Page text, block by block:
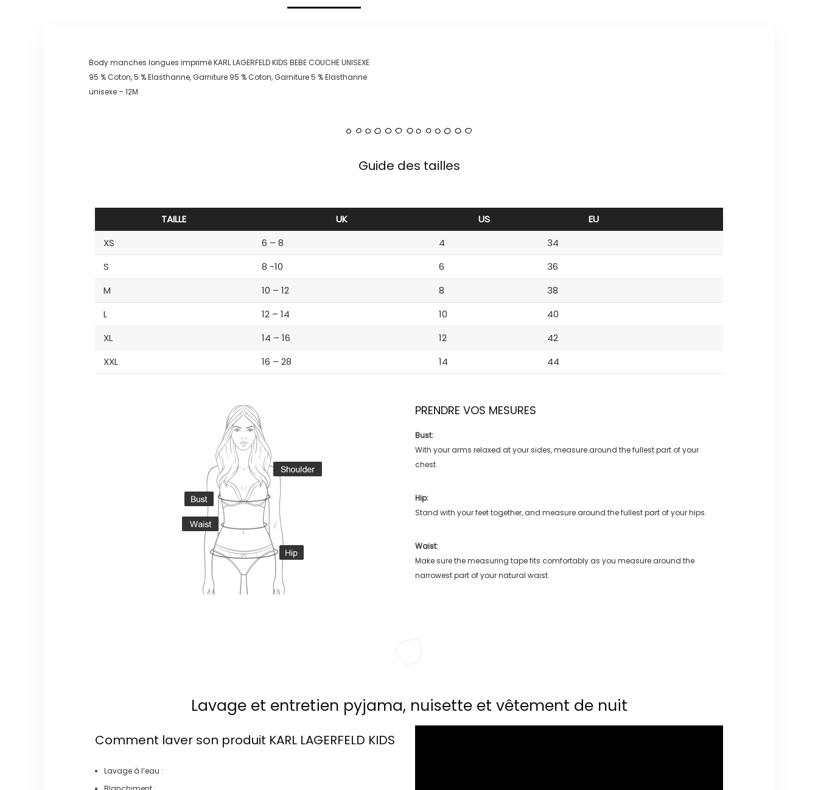
Body manches longues imprimé KARL LAGERFELD KIDS BEBE COUCHE UNISEXE
95 % Coton, 5 % Elasthanne, Garniture 95 % Coton, Garniture 5 % Elasthanne
unisexe – 12M
Guide des tailles
TAILLE UK US
EU
XS
6 – 8 4
34
S
8 -10 6
36
M
10 – 12 8
38
L
12 – 14 10
40
XL
14 – 16 12
42
XXL
16 – 28 14 44
PRENDRE VOS MESURES
Bust:
With your arms relaxed at your sides, measure around the fullest part of your
chest.
Hip:
Stand with your feet together, and measure around the fullest part of your hips.
Waist:
Make sure the measuring tape fits comfortably as you measure around the
narrowest part of your natural waist.
Lavage et entretien pyjama, nuisette et vêtement de nuit
Comment laver son produit KARL LAGERFELD KIDS
Lavage à l’eau :